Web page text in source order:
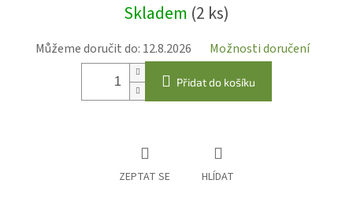
Skladem (2 ks)
Můžeme doručit do: 12.8.2026 Možnosti doručení
Přidat do košíku
ZEPTAT SE HLÍDAT